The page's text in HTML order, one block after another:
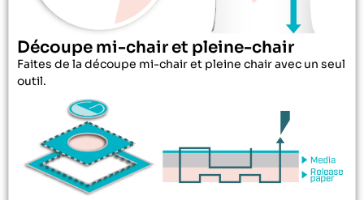
Découpe mi-chair et pleine-chair
Faites de la découpe mi-chair et pleine chair avec un seul
outil.